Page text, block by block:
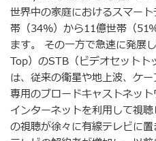
世界中の家庭におけるスマー
帯（34%）から11億世帯（
ます。 その一方で急速に発展
Top）のSTB（ビデオセットト
は、従来の衛星や地上波、ケ
専用のブロードキャストネッ
インターネットを利用して視
の視聴が徐々に有線テレビに